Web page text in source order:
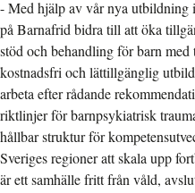
- Med hjälp av vår nya
på Barnafrid bidra till att öka
stöd och behandling för barn
kostnadsfri och lättillgänglig
arbeta efter rådande
riktlinjer för barnpsykiatrisk
hållbar struktur för
Sveriges regioner att skala upp
är ett samhälle fritt från våld,